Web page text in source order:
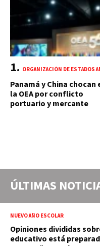
Panamá y China chocan
la OEA por conflicto
portuario y mercante
ÚLTIMAS
NUEVO AÑO ESCOLAR
Opiniones divididas
educativo está